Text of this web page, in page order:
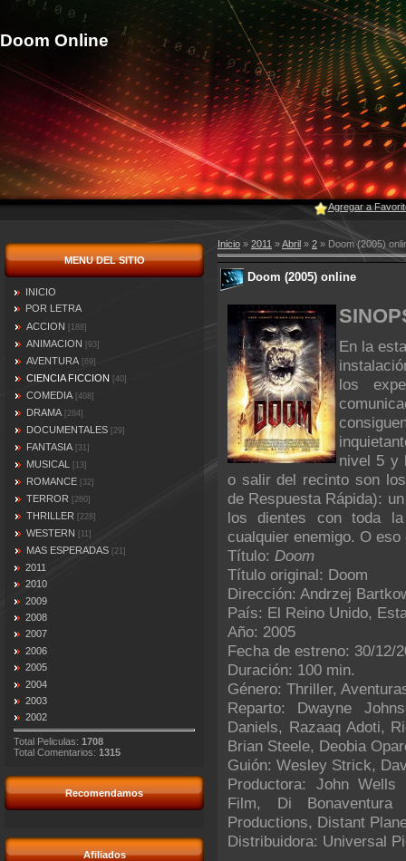
Doom Online
Agregar a
MENU DEL SITIO
INICIO
POR LETRA
ACCION
[188]
ANIMACION [93]
AVENTURA [69]
CIENCIA FICCION [40]
COMEDIA [408]
DRAMA [284]
DOCUMENTALES [29]
FANTASIA [31]
MUSICAL [13]
ROMANCE [32]
TERROR [260]
THRILLER [228]
WESTERN [11]
MAS ESPERADAS [21]
2011
2010
2009
2008
2007
2006
2005
2004
2003
2002
Total Peliculas: 1708
Total Comentarios: 1315
Recomendamos
Afiliados
Inicio » 2011 »Abril » 2 » Doom (2005)
Doom (2005) online
En la
los
nivel 5 y
o salir del recinto son
de Respuesta Rápida):
los dientes con toda
cualquier enemigo. O
Título: Doom
Título original: Doom
Dirección: Andrzej
País: El Reino Unido,
Año: 2005
Fecha de estreno: 30/12/
Duración: 100 min.
Género: Thriller,
Reparto: Dwayne
Daniels, Razaaq Adoti,
Brian Steele, Deobia
Guión: Wesley Strick,
Productora: John Wells
Film, Di Bonaventura
Productions, Distant
Distribuidora: Universal